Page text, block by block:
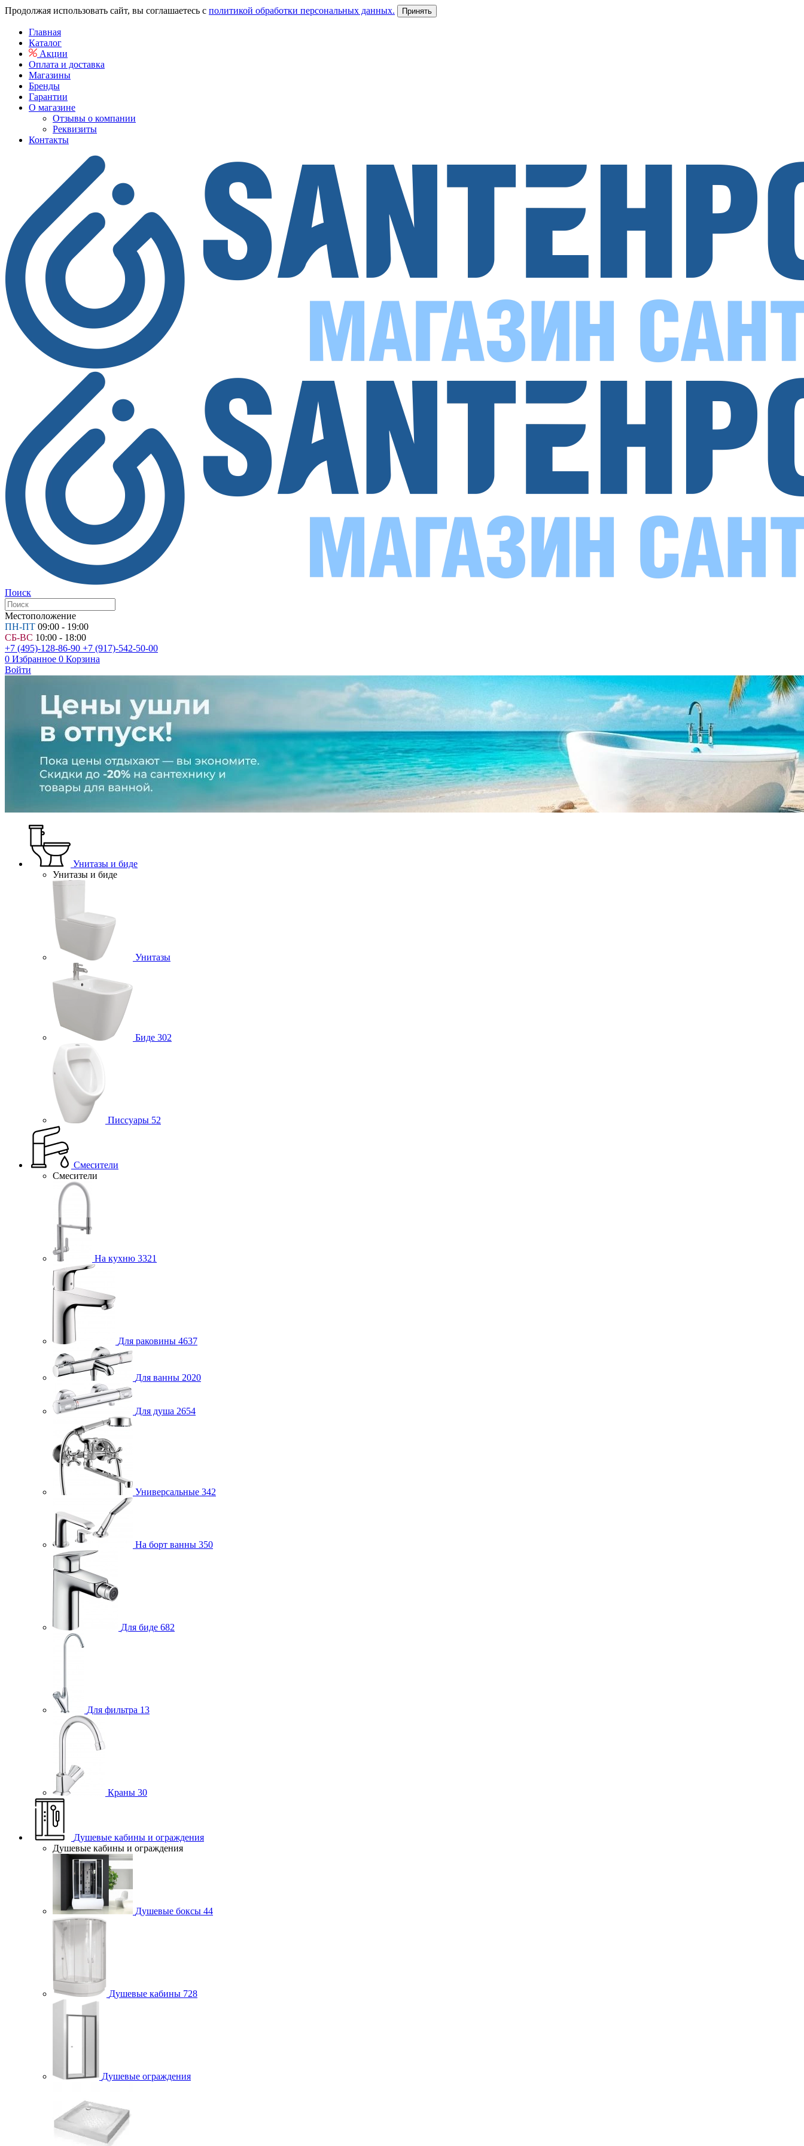
Продолжая использовать сайт, вы соглашаетесь с политикой обработки персональных данных. Принять
Главная
Каталог
Акции
Оплата и доставка
Магазины
Бренды
Гарантии
О магазине
Отзывы о компании
Реквизиты
Контакты
Поиск
Местоположение
ПН-ПТ 09:00 - 19:00
СБ-ВС 10:00 - 18:00
+7 (495)-128-86-90 +7 (917)-542-50-00
0 Избранное 0 Корзина
Войти
Унитазы и биде
Унитазы и биде
Унитазы
Биде 302
Писсуары 52
Смесители
Смесители
На кухню 3321
Для раковины 4637
Для ванны 2020
Для душа 2654
Универсальные 342
На борт ванны 350
Для биде 682
Для фильтра 13
Краны 30
Душевые кабины и ограждения
Душевые кабины и ограждения
Душевые боксы 44
Душевые кабины 728
Душевые ограждения